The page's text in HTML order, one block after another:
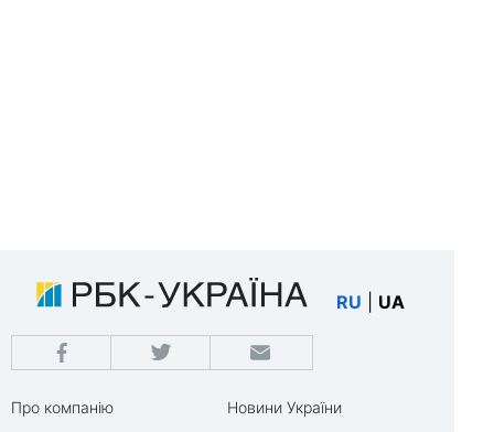
RU UA
Про компанію
Новини України